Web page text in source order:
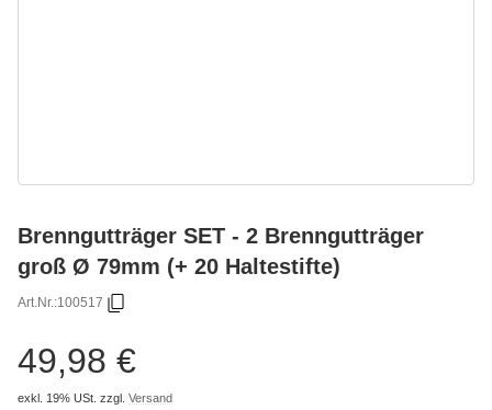
Brenngutträger SET - 2 Brenngutträger
groß Ø 79mm (+ 20 Haltestifte)
Art.Nr.:100517
49,98 €
exkl. 19% USt. zzgl. Versand